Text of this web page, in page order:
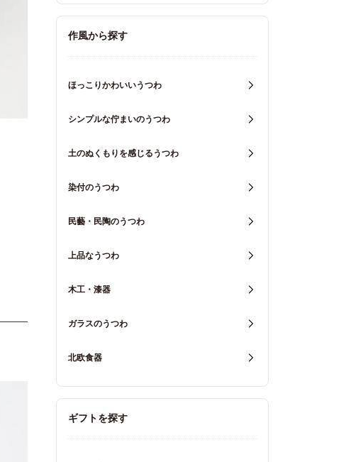
作風から探す
ほっこりかわいいうつわ
シンプルな佇まいのうつわ
土のぬくもりを感じるうつわ
染付のうつわ
民藝・民陶のうつわ
上品なうつわ
木工・漆器
ガラスのうつわ
北欧食器
ギフトを探す